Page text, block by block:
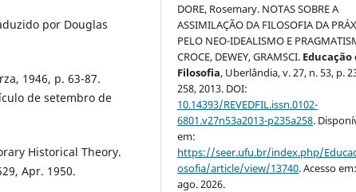
por Douglas
1946, p. 63-87.
de setembro de
Historical Theory.
Apr. 1950.
DORE, Rosemary. NOTAS SOBRE A
ASSIMILAÇÃO DA FILOSOFIA DA
PELO NEO-IDEALISMO E
CROCE, DEWEY, GRAMSCI. Educação
Filosofia, Uberlândia, v. 27, n. 53, p.
258, 2013. DOI:
10.14393/REVEDFIL.issn.0102-
6801.v27n53a2013-p235a258.
em:
https://seer.ufu.br/index.php/
osofia/article/view/13740. Acesso
ago. 2026.